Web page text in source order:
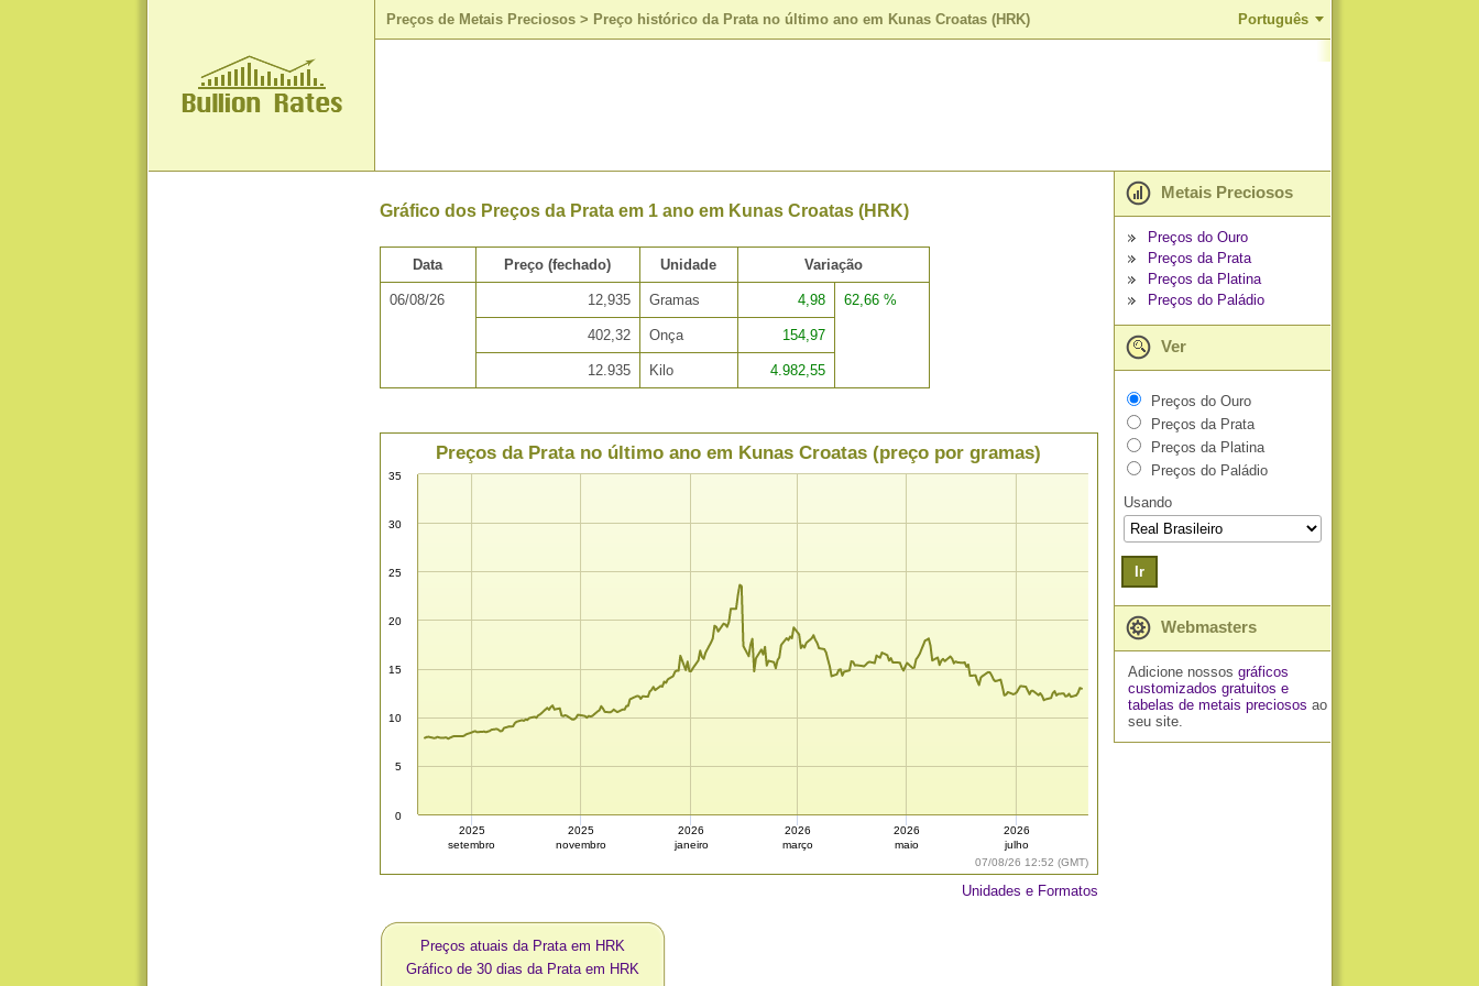
Preços de Metais Preciosos > Preço histórico da Prata no último ano em Kunas Croatas (HRK) Português
Gráfico dos Preços da Prata em 1 ano em Kunas Croatas (HRK)
Data Preço (fechado) Unidade Variação
06/08/26 12,935 Gramas 4,98 62,66 %
402,32 Onça 154,97
12.935 Kilo 4.982,55
07/08/26 12:52 (GMT)
Preços da Prata no último ano em Kunas Croatas (preço por gramas)
0
5
10
15
20
25
30
35
2025
setembro
2025
novembro
2026
janeiro
2026
março
2026
maio
2026
julho
Unidades e Formatos
Preços atuais da Prata em HRK
Gráfico de 30 dias da Prata em HRK
Metais Preciosos
Preços do Ouro
Preços da Prata
Preços da Platina
Preços do Paládio
Ver
Preços do Ouro
Preços da Prata
Preços da Platina
Preços do Paládio
Usando
Ir
Webmasters
Adicione nossos gráficos
customizados gratuitos e
tabelas de metais preciosos ao
seu site.